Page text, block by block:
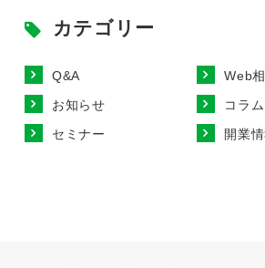
カテゴリー
Q&A
Web
お知らせ
コラム
セミナー
開業